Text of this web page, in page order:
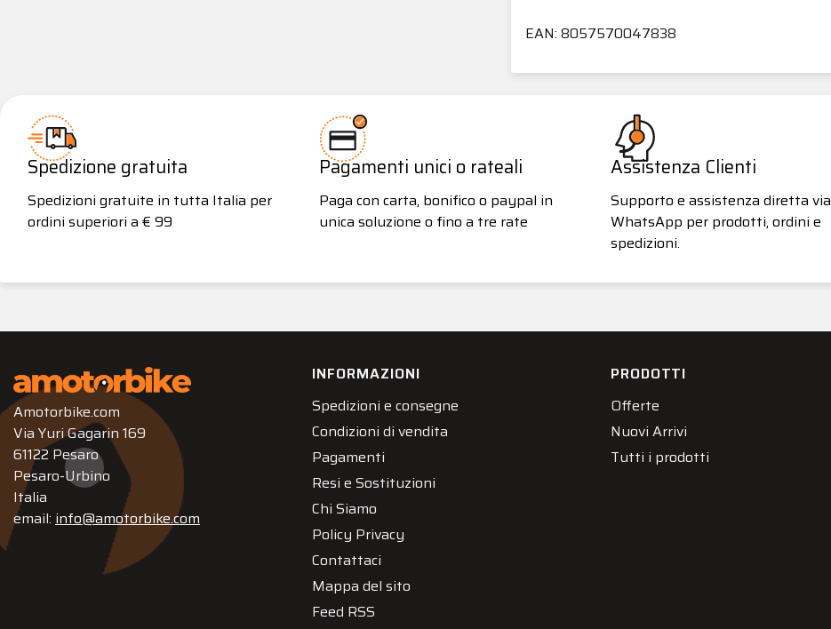
EAN: 8057570047838
Spedizione gratuita
Spedizioni gratuite in tutta Italia per
ordini superiori a € 99
Pagamenti unici o rateali
Paga con carta, bonifico o paypal in
unica soluzione o fino a tre rate
Assistenza Clienti
Supporto e assistenza diretta via
WhatsApp per prodotti, ordini e
spedizioni.
Amotorbike.com
Via Yuri Gagarin 169
61122 Pesaro
Pesaro-Urbino
Italia
email: info@amotorbike.com
INFORMAZIONI
Spedizioni e consegne
Condizioni di vendita
Pagamenti
Resi e Sostituzioni
Chi Siamo
Policy Privacy
Contattaci
Mappa del sito
Feed RSS
PRODOTTI
Offerte
Nuovi Arrivi
Tutti i prodotti